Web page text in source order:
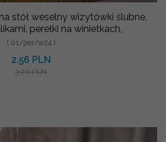
stół weselny wizytówki ślubne,
perełki na winietkach,
( 01/per/w24 )
2.56 PLN
3.20 PLN